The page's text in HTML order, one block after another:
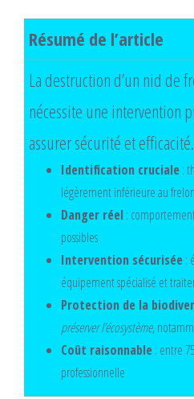
Résumé de l’article
La destruction d’un nid de
nécessite une intervention
assurer sécurité et
Identification cruciale :
légèrement inférieure au
Danger réel :
possibles
Intervention sécurisée :
équipement spécialisé et
Protection de la
préserver l’écosystème,
Coût raisonnable : entre
professionnelle